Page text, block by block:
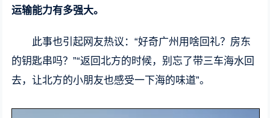
运输能力有多强大。
此事也引起网友热议：“好奇广州用啥回礼？房东
的钥匙串吗？”“返回北方的时候，别忘了带三车海水回
去，让北方的小朋友也感受一下海的味道”。